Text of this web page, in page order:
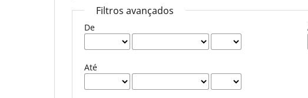
Filtros avançados
De
Até